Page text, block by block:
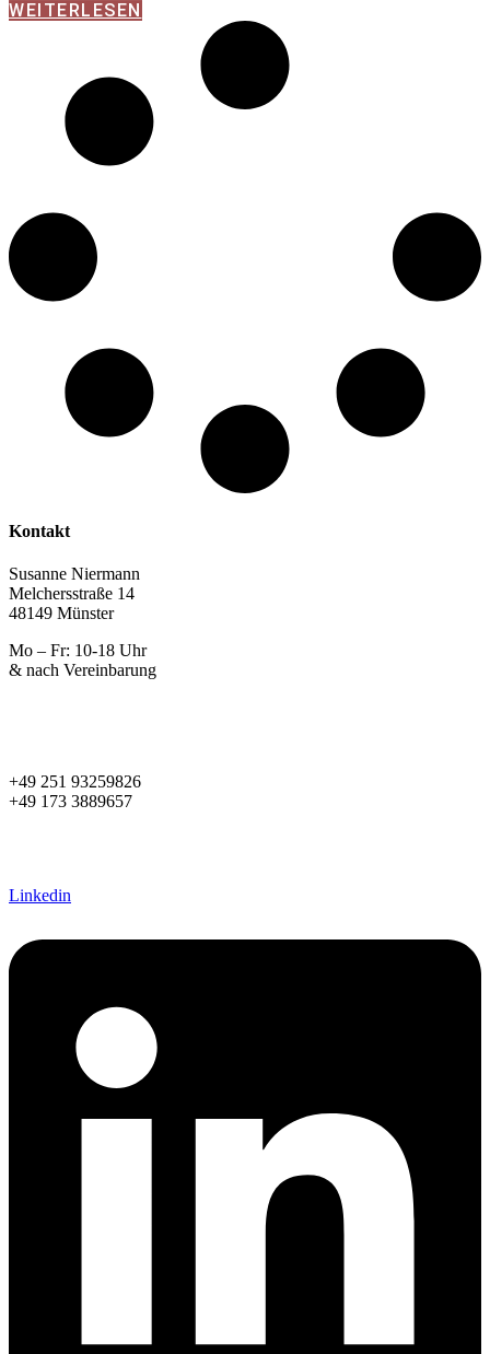
WEITERLESEN
Kontakt
Susanne Niermann
Melchersstraße 14
48149 Münster
Mo – Fr: 10-18 Uhr
& nach Vereinbarung
+49 251 93259826
+49 173 3889657
Linkedin